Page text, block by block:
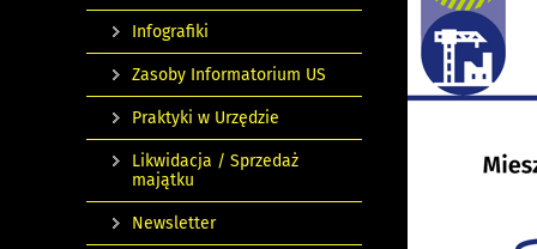
Infografiki
Zasoby Informatorium US
Praktyki w Urzędzie
Likwidacja / Sprzedaż
majątku
Newsletter